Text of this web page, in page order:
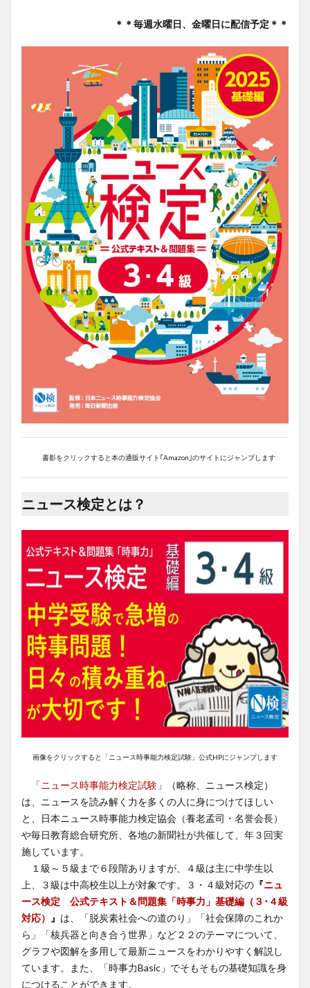
＊＊毎週水曜日、金曜日に配信予定＊＊
書影をクリックすると本の通販サイト｢Amazon｣のサイトにジャンプします
ニュース検定とは？
画像をクリックすると「ニュース時事能力検定試験」公式HPにジャンプします
「ニュース時事能力検定試験 」（略称、ニュース検定）
は、ニュースを読み解く力を多くの人に身につけてほしい
と、日本ニュース時事能力検定協会（養老孟司・名誉会長）
や毎日教育総合研究所、各地の新聞社が共催して、年３回実
施しています。
１級～５級まで６段階ありますが、４級は主に中学生以
上、３級は中高校生以上が対象です。３・４級対応の 『ニュ
ース検定 公式テキスト＆問題集「時事力」基礎編（３･４級
対応）
』 は、「脱炭素社会への道のり」「社会保障のこれか
ら」「核兵器と向き合う世界」など２２のテーマについて、
グラフや図解を多用して最新ニュースをわかりやすく解説し
ています。また、「時事力Basic」でそもそもの基礎知識を身
につけることができます。